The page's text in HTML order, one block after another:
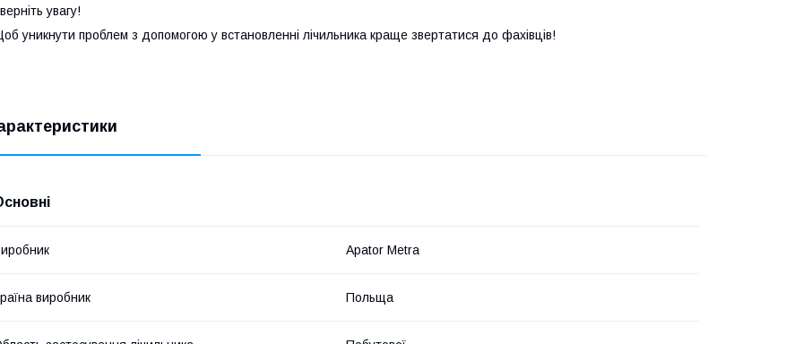
увагу!
уникнути проблем з допомогою у встановленні лічильника краще звертатися до фахівців!
Apator Metra
виробник Польща